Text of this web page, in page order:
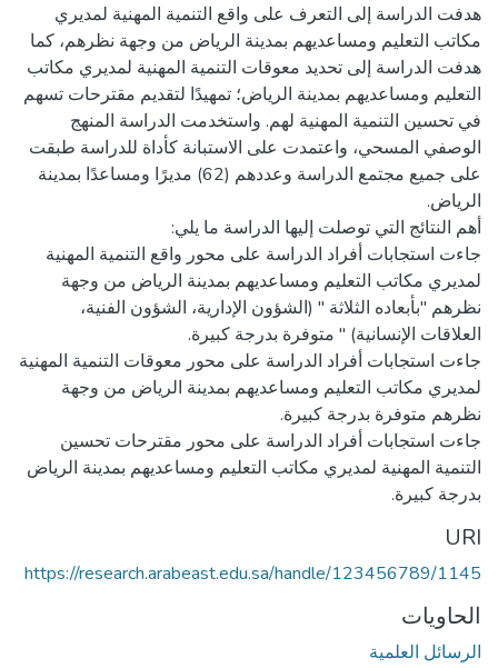
هدفت الدراسة إلى التعرف على واقع التنمية المهنية لمديري
مكاتب التعليم ومساعديهم بمدينة الرياض من وجهة نظرهم، كما
هدفت الدراسة إلى تحديد معوقات التنمية المهنية لمديري مكاتب
التعليم ومساعديهم بمدينة الرياض؛ تمهيدًا لتقديم مقترحات تسهم
في تحسين التنمية المهنية لهم. واستخدمت الدراسة المنهج
الوصفي المسحي، واعتمدت على الاستبانة كأداة للدراسة طبقت
على جميع مجتمع الدراسة وعددهم (62) مديرًا ومساعدًا بمدينة
جاءت استجابات أفراد الدراسة على محور واقع التنمية المهنية
لمديري مكاتب التعليم ومساعديهم بمدينة الرياض من وجهة
نظرهم "بأبعاده الثلاثة " (الشؤون الإدارية، الشؤون الفنية،
جاءت استجابات أفراد الدراسة على محور معوقات التنمية المهنية
لمديري مكاتب التعليم ومساعديهم بمدينة الرياض من وجهة
جاءت استجابات أفراد الدراسة على محور مقترحات تحسين
التنمية المهنية لمديري مكاتب التعليم ومساعديهم بمدينة الرياض
بدرجة كبيرة.
URI
https://research.arabeast.edu.sa/handle/123456789/1145
الحاويات
الرسائل العلمية